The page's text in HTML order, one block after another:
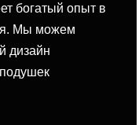
богатый опыт в
Мы можем
дизайн